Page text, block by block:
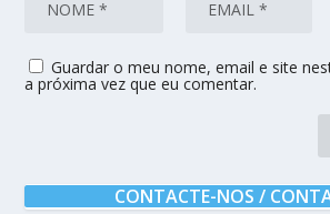
Guardar o meu nome, email e site
a próxima vez que eu comentar.
CONTACTE-NOS /